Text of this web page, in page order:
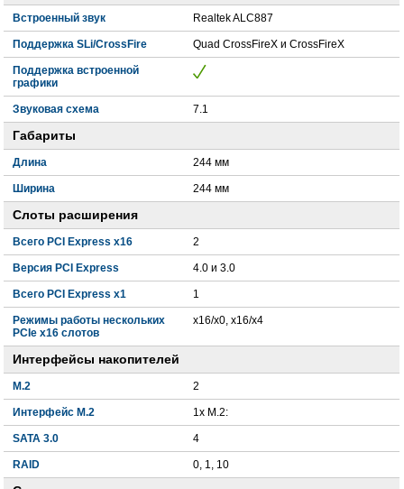
Встроенный звук Realtek ALC887
Поддержка SLi/CrossFire Quad CrossFireX и CrossFireX
Поддержка встроенной
графики
Звуковая схема 7.1
Габариты
Длина 244 мм
Ширина 244 мм
Слоты расширения
Всего PCI Express x16 2
Версия PCI Express 4.0 и 3.0
Всего PCI Express x1 1
Режимы работы нескольких
PCIe x16 слотов
x16/x0, x16/x4
Интерфейсы накопителей
M.2 2
Интерфейс M.2 1x M.2:
SATA 3.0 4
RAID 0, 1, 10